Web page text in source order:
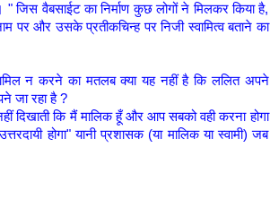
जिस वैबसाईट का निर्माण कुछ लोगों ने मिलकर किया है,
पर और उसके प्रतीकचिन्ह पर निजी स्वामित्व बताने का
शामिल न करने का मतलब क्या यह नहीं है कि ललित अपने
जा रहा है ?
दिखाती कि मैं मालिक हूँ और आप सबको वही करना होगा
होगा" यानी प्रशासक (या मालिक या स्वामी) जब